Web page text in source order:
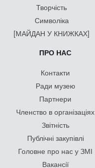
Творчість
Символіка
[МАЙДАН У КНИЖКАХ]
ПРО НАС
Контакти
Ради музею
Партнери
Членство в організаціях
Звітність
Публічні закупівлі
Головне про нас у ЗМІ
Вакансії